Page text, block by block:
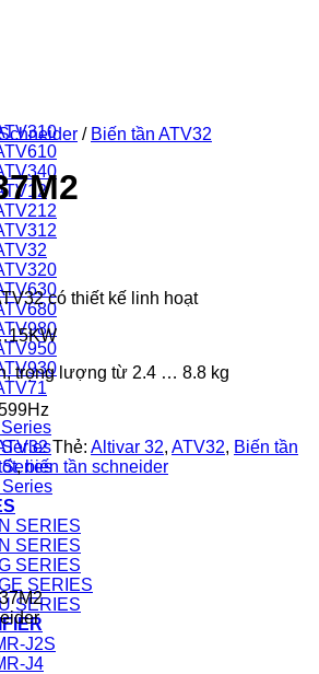
SERIES
SERIES
SERIES
SERIES
SERIES
J2S
J4
/ Biến tần ATV32
có thiết kế linh hoạt
trọng lượng từ 2.4 … 8.8 kg
Thẻ: Altivar 32, ATV32, Biến tần
,biến tần schneider